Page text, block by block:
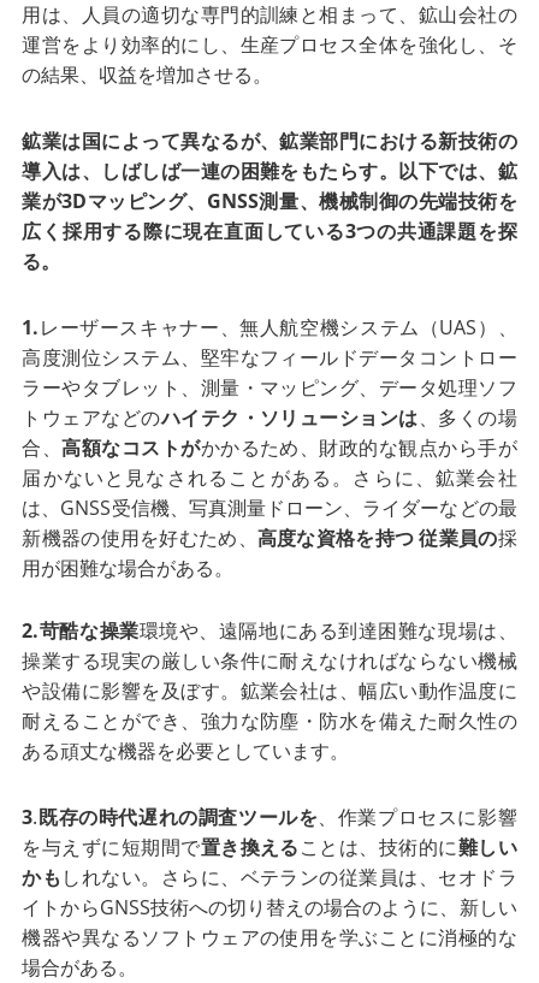
用は、人員の適切な専門的訓練と相まって、鉱山会社の
運営をより効率的にし、生産プロセス全体を強化し、そ
の結果、収益を増加させる。
鉱業は国によって異なるが、鉱業部門における新技術の
導入は、しばしば一連の困難をもたらす。以下では、鉱
業が3Dマッピング、GNSS測量、機械制御の先端技術を
広く採用する際に現在直面している3つの共通課題を探
る。
1.レーザースキャナー、無人航空機システム（UAS）、
高度測位システム、堅牢なフィールドデータコントロー
ラーやタブレット、測量・マッピング、データ処理ソフ
トウェアなどのハイテク・ソリューションは、多くの場
合、高額なコストがかかるため、財政的な観点から手が
届かないと見なされることがある。さらに、鉱業会社
は、GNSS受信機、写真測量ドローン、ライダーなどの最
新機器の使用を好むため、 高度な資格を持つ 従業員の採
用が困難な場合がある。
2.苛酷な操業環境や、遠隔地にある到達困難な現場は、
操業する現実の厳しい条件に耐えなければならない機械
や設備に影響を及ぼす。鉱業会社は、幅広い動作温度に
耐えることができ、強力な防塵・防水を備えた耐久性の
ある頑丈な機器を必要としています。
3.既存の時代遅れの調査ツールを、作業プロセスに影響
を与えずに短期間で置き換えることは、技術的に難しい
かも しれない。さらに、ベテランの従業員は、セオドラ
イトからGNSS技術への切り替えの場合のように、新しい
機器や異なるソフトウェアの使用を学ぶことに消極的な
場合がある。